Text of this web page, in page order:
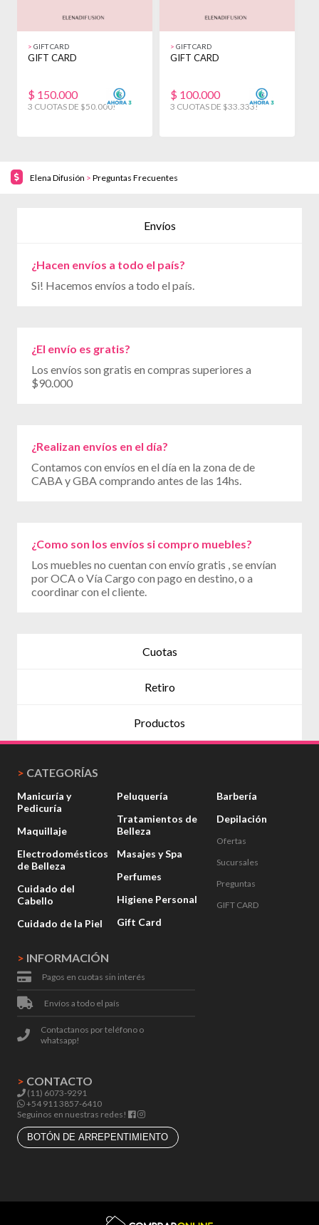
> GIFT CARD
GIFT CARD
$ 150.000
3 CUOTAS DE $50.000!
> GIFT CARD
GIFT CARD
$ 100.000
3 CUOTAS DE $33.333!
Elena Difusión > Preguntas Frecuentes
Envíos
¿Hacen envíos a todo el país?
Si! Hacemos envíos a todo el país.
¿El envío es gratis?
Los envíos son gratis en compras superiores a
$90.000
¿Realizan envíos en el día?
Contamos con envíos en el día en la zona de de
CABA y GBA comprando antes de las 14hs.
¿Como son los envíos si compro muebles?
Los muebles no cuentan con envío gratis , se envían
por OCA o Vía Cargo con pago en destino, o a
coordinar con el cliente.
Cuotas
Retiro
Productos
> INFORMACIÓN
Pagos en cuotas sin interés
Envíos a todo el país
Contactanos por teléfono o
whatsapp!
> CATEGORÍAS
Manicuría y
Pedicuría
Maquillaje
Electrodomésticos
de Belleza
Cuidado del
Cabello
Cuidado de la Piel
Peluquería
Tratamientos de
Belleza
Masajes y Spa
Perfumes
Higiene Personal
Gift Card
Barbería
Depilación
Ofertas
Sucursales
Preguntas
GIFT CARD
> CONTACTO
(11) 6073-9291
+54 911 3857-6410
Seguinos en nuestras redes!
BOTÓN DE ARREPENTIMIENTO